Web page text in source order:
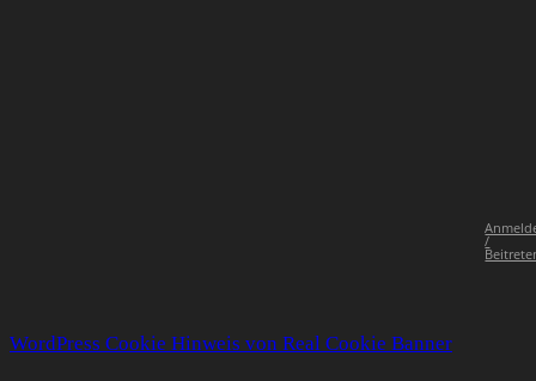
/
WordPress Cookie Hinweis von Real Cookie Banner